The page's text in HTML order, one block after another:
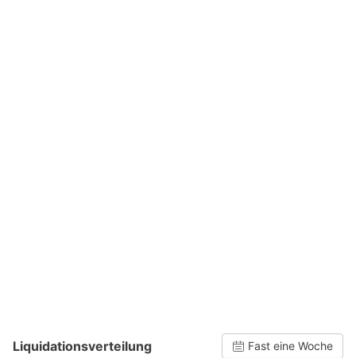
Liquidationsverteilung Fast eine Woche